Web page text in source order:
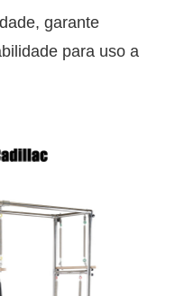
garante
para uso a